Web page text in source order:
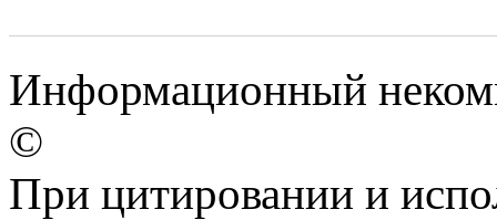
Информационный
©
При цитировании и